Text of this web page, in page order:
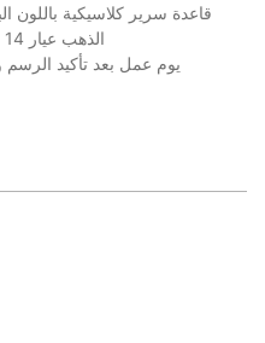
قاعدة سرير كلاسيكية باللون
الذهب عيار 14 قيراط والخشب الصلب
38 يوم عمل بعد تأكيد الرسم واستلام